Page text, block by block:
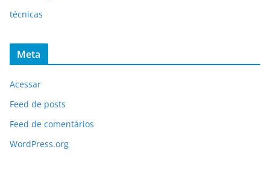
técnicas
Meta
Acessar
Feed de posts
Feed de comentários
WordPress.org